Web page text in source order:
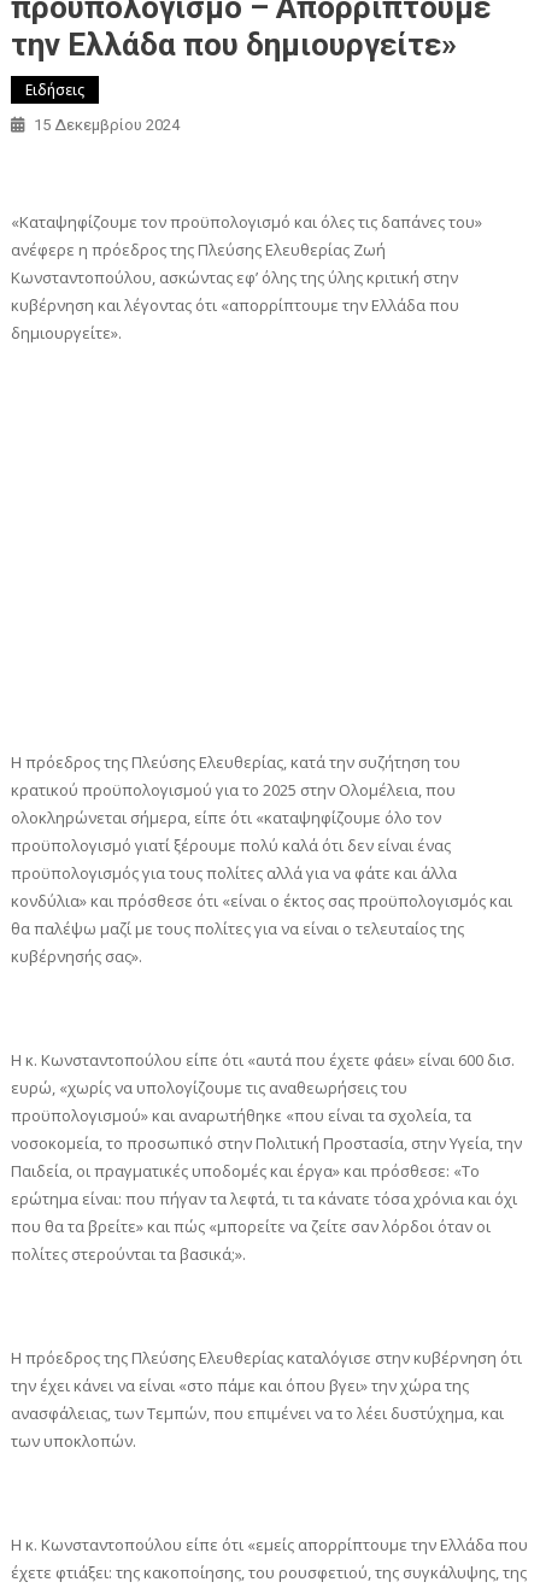
προϋπολογισμό – Απορρίπτουμε
την Ελλάδα που δημιουργείτε»
Ειδήσεις
15 Δεκεμβρίου 2024
«Καταψηφίζουμε τον προϋπολογισμό και όλες τις δαπάνες του»
ανέφερε η πρόεδρος της Πλεύσης Ελευθερίας Ζωή
Κωνσταντοπούλου, ασκώντας εφ’ όλης της ύλης κριτική στην
κυβέρνηση και λέγοντας ότι «απορρίπτουμε την Ελλάδα που
δημιουργείτε».
Η πρόεδρος της Πλεύσης Ελευθερίας, κατά την συζήτηση του
κρατικού προϋπολογισμού για το 2025 στην Ολομέλεια, που
ολοκληρώνεται σήμερα, είπε ότι «καταψηφίζουμε όλο τον
προϋπολογισμό γιατί ξέρουμε πολύ καλά ότι δεν είναι ένας
προϋπολογισμός για τους πολίτες αλλά για να φάτε και άλλα
κονδύλια» και πρόσθεσε ότι «είναι ο έκτος σας προϋπολογισμός και
θα παλέψω μαζί με τους πολίτες για να είναι ο τελευταίος της
κυβέρνησής σας».
Η κ. Κωνσταντοπούλου είπε ότι «αυτά που έχετε φάει» είναι 600 δισ.
ευρώ, «χωρίς να υπολογίζουμε τις αναθεωρήσεις του
προϋπολογισμού» και αναρωτήθηκε «που είναι τα σχολεία, τα
νοσοκομεία, το προσωπικό στην Πολιτική Προστασία, στην Υγεία, την
Παιδεία, οι πραγματικές υποδομές και έργα» και πρόσθεσε: «Το
ερώτημα είναι: που πήγαν τα λεφτά, τι τα κάνατε τόσα χρόνια και όχι
που θα τα βρείτε» και πώς «μπορείτε να ζείτε σαν λόρδοι όταν οι
πολίτες στερούνται τα βασικά;».
Η πρόεδρος της Πλεύσης Ελευθερίας καταλόγισε στην κυβέρνηση ότι
την έχει κάνει να είναι «στο πάμε και όπου βγει» την χώρα της
ανασφάλειας, των Τεμπών, που επιμένει να το λέει δυστύχημα, και
των υποκλοπών.
Η κ. Κωνσταντοπούλου είπε ότι «εμείς απορρίπτουμε την Ελλάδα που
έχετε φτιάξει: της κακοποίησης, του ρουσφετιού, της συγκάλυψης, της